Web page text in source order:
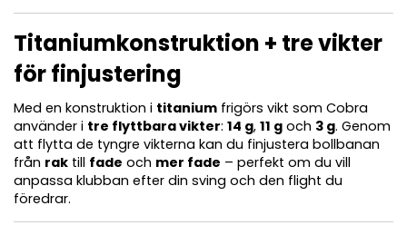
Titaniumkonstruktion + tre vikter
för finjustering
Med en konstruktion i titanium frigörs vikt som Cobra
använder i tre flyttbara vikter: 14 g, 11 g och 3 g. Genom
att flytta de tyngre vikterna kan du finjustera bollbanan
från rak till fade och mer fade – perfekt om du vill
anpassa klubban efter din sving och den flight du
föredrar.